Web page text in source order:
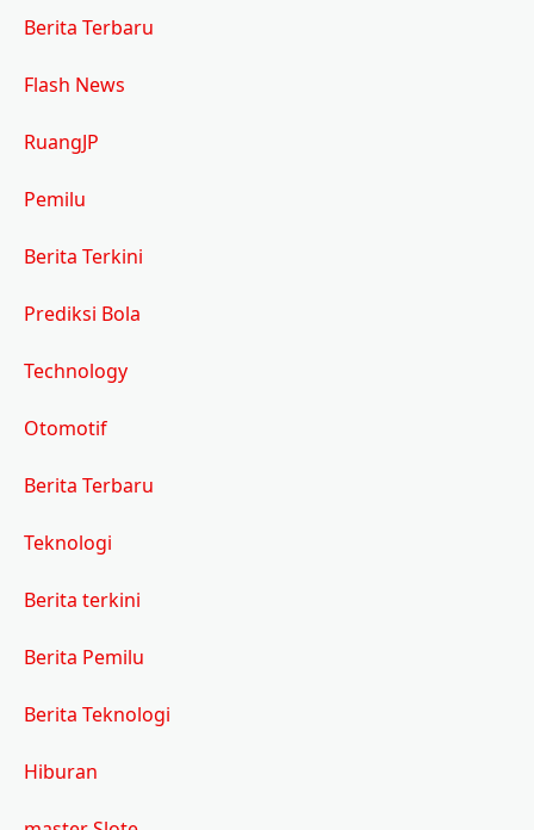
Berita Terbaru
Flash News
RuangJP
Pemilu
Berita Terkini
Prediksi Bola
Technology
Otomotif
Berita Terbaru
Teknologi
Berita terkini
Berita Pemilu
Berita Teknologi
Hiburan